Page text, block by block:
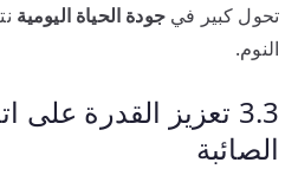
تحول كبير فيجودة الحياة اليومية
النوم.
3.3 تعزيز القدرة على
الصائبة